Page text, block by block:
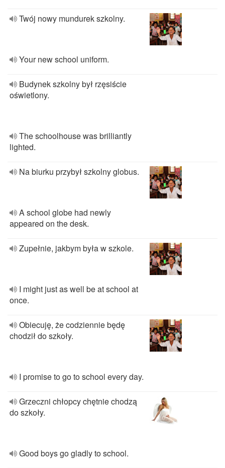
Twój nowy mundurek szkolny.
Your new school uniform.
Budynek szkolny był rzęsiście
oświetlony.
The schoolhouse was brilliantly
lighted.
Na biurku przybył szkolny globus.
A school globe had newly
appeared on the desk.
Zupełnie, jakbym była w szkole.
I might just as well be at school at
once.
Obiecuję, że codziennie będę
chodził do szkoły.
I promise to go to school every day.
Grzeczni chłopcy chętnie chodzą
do szkoły.
Good boys go gladly to school.